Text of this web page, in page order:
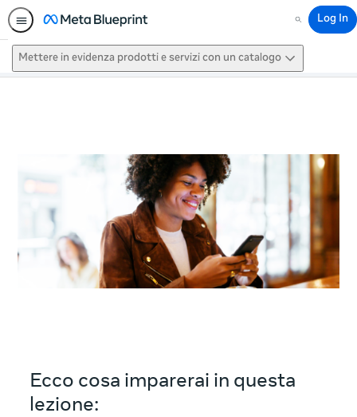
Search
Log In
Mettere in evidenza prodotti e servizi con un catalogo
Ecco cosa imparerai in questa
lezione: